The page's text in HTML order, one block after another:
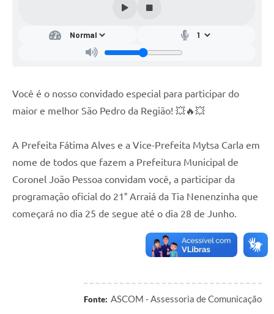
Você é o nosso convidado especial para participar do
maior e melhor São Pedro da Região! 💥🔥💥
A Prefeita Fátima Alves e a Vice-Prefeita Mytsa Carla em
nome de todos que fazem a Prefeitura Municipal de
Coronel João Pessoa convidam você, a participar da
programação oficial do 21° Arraiá da Tia Nenenzinha que
começará no dia 25 de segue até o dia 28 de Junho.
Fonte: ASCOM - Assessoria de Comunicação